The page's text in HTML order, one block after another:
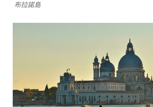
布拉諾島